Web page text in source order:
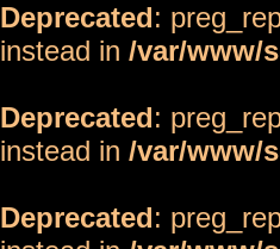
Deprecated:
instead in /var/www/
Deprecated:
instead in /var/www/
Deprecated: